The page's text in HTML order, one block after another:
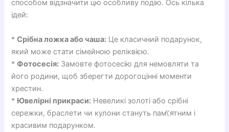
способом відзначити цю особливу подію. Ось кілька
ідей:
*Срібна ложка або чаша: Це класичний подарунок,
який може стати сімейною реліквією.
*Фотосесія: Замовте фотосесію для немовляти та
його родини, щоб зберегти дорогоцінні моменти
хрестин.
* Ювелірні прикраси: Невеликі золоті або срібні
сережки, браслети чи кулони стануть пам\’ятним і
красивим подарунком.